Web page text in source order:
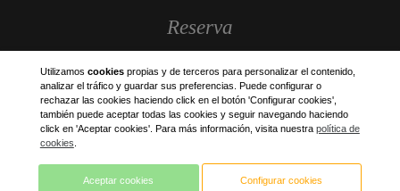
Reserva
Síguenos
Utilizamos cookiespropias y de terceros para personalizar el contenido,
analizar el tráfico y guardar sus preferencias. Puede configurar o
rechazar las cookies haciendo click en el botón 'Configurar cookies',
también puede aceptar todas las cookies y seguir navegando haciendo
click en 'Aceptar cookies'. Para más información, visita nuestra política de
cookies
Aceptar cookies Configurar cookies